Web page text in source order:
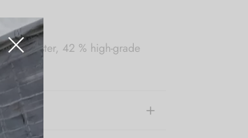
polyester, 42 % high-grade